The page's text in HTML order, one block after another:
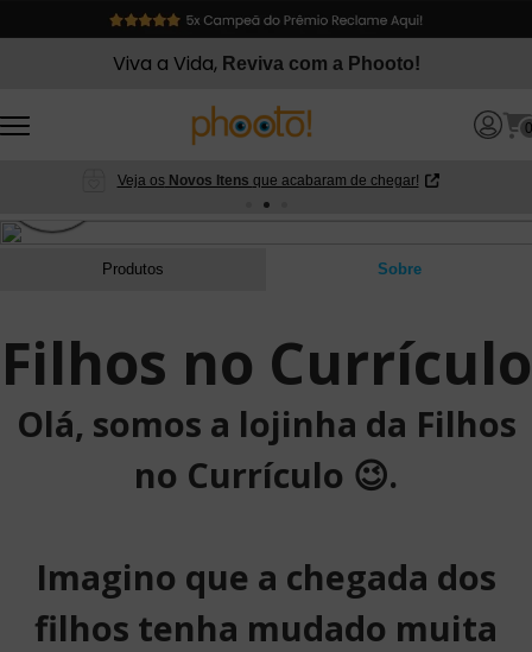
Viva a Vida, Reviva com a Phooto!
0
Veja osNovos Itens que acabaram de chegar!
Produtos Sobre
Filhos no Currículo
Olá, somos a lojinha da Filhos
no Currículo 😉.
Imagino que a chegada dos
filhos tenha mudado muita